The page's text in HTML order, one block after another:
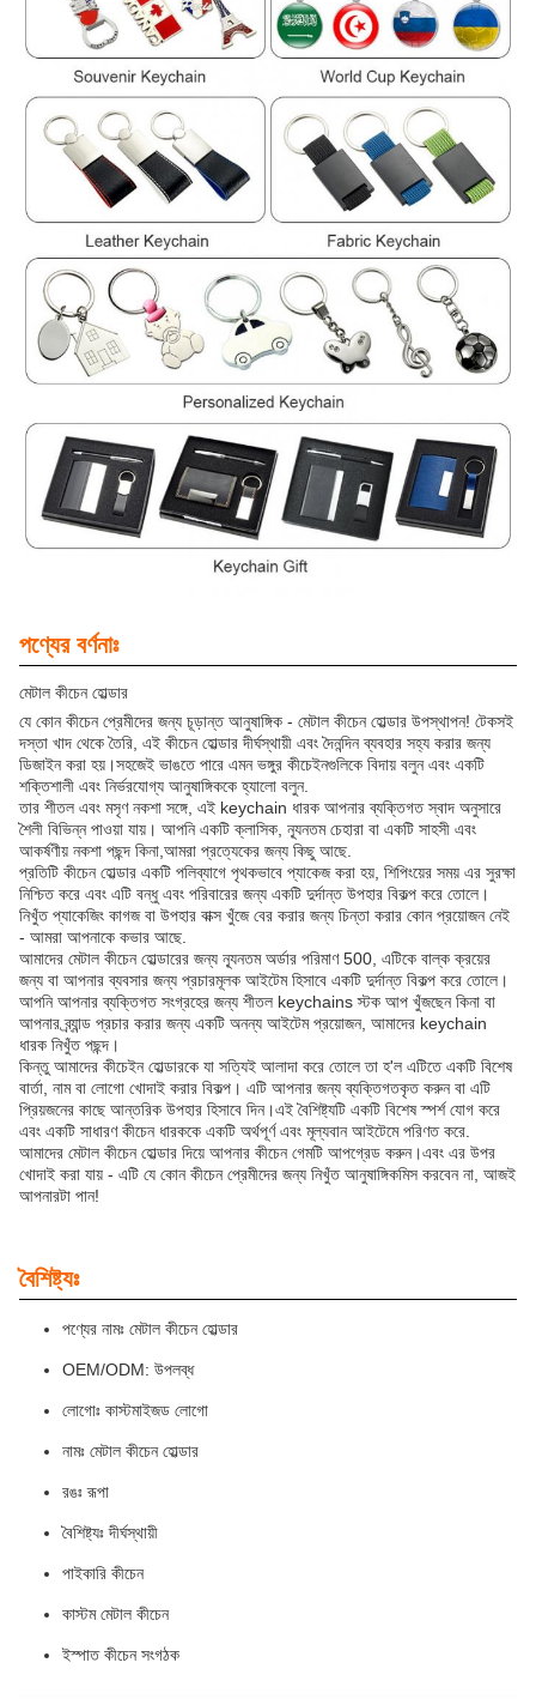
পণ্যের বর্ণনাঃ
মেটাল কীচেন হোল্ডার
যে কোন কীচেন প্রেমীদের জন্য চূড়ান্ত আনুষাঙ্গিক - মেটাল কীচেন হোল্ডার উপস্থাপন! টেকসই
দস্তা খাদ থেকে তৈরি, এই কীচেন হোল্ডার দীর্ঘস্থায়ী এবং দৈনন্দিন ব্যবহার সহ্য করার জন্য
ডিজাইন করা হয়।সহজেই ভাঙতে পারে এমন ভঙ্গুর কীচেইনগুলিকে বিদায় বলুন এবং একটি
শক্তিশালী এবং নির্ভরযোগ্য আনুষাঙ্গিককে হ্যালো বলুন.
তার শীতল এবং মসৃণ নকশা সঙ্গে, এই keychain ধারক আপনার ব্যক্তিগত স্বাদ অনুসারে
শৈলী বিভিন্ন পাওয়া যায়। আপনি একটি ক্লাসিক, ন্যূনতম চেহারা বা একটি সাহসী এবং
আকর্ষণীয় নকশা পছন্দ কিনা,আমরা প্রত্যেকের জন্য কিছু আছে.
প্রতিটি কীচেন হোল্ডার একটি পলিব্যাগে পৃথকভাবে প্যাকেজ করা হয়, শিপিংয়ের সময় এর সুরক্ষা
নিশ্চিত করে এবং এটি বন্ধু এবং পরিবারের জন্য একটি দুর্দান্ত উপহার বিকল্প করে তোলে।
নিখুঁত প্যাকেজিং কাগজ বা উপহার বাক্স খুঁজে বের করার জন্য চিন্তা করার কোন প্রয়োজন নেই
- আমরা আপনাকে কভার আছে.
আমাদের মেটাল কীচেন হোল্ডারের জন্য ন্যূনতম অর্ডার পরিমাণ 500, এটিকে বাল্ক ক্রয়ের
জন্য বা আপনার ব্যবসার জন্য প্রচারমূলক আইটেম হিসাবে একটি দুর্দান্ত বিকল্প করে তোলে।
আপনি আপনার ব্যক্তিগত সংগ্রহের জন্য শীতল keychains স্টক আপ খুঁজছেন কিনা বা
আপনার ব্র্যান্ড প্রচার করার জন্য একটি অনন্য আইটেম প্রয়োজন, আমাদের keychain
ধারক নিখুঁত পছন্দ।
কিন্তু আমাদের কীচেইন হোল্ডারকে যা সত্যিই আলাদা করে তোলে তা হ'ল এটিতে একটি বিশেষ
বার্তা, নাম বা লোগো খোদাই করার বিকল্প। এটি আপনার জন্য ব্যক্তিগতকৃত করুন বা এটি
প্রিয়জনের কাছে আন্তরিক উপহার হিসাবে দিন।এই বৈশিষ্ট্যটি একটি বিশেষ স্পর্শ যোগ করে
এবং একটি সাধারণ কীচেন ধারককে একটি অর্থপূর্ণ এবং মূল্যবান আইটেমে পরিণত করে.
আমাদের মেটাল কীচেন হোল্ডার দিয়ে আপনার কীচেন গেমটি আপগ্রেড করুন।এবং এর উপর
খোদাই করা যায় - এটি যে কোন কীচেন প্রেমীদের জন্য নিখুঁত আনুষাঙ্গিকমিস করবেন না, আজই
আপনারটা পান!
বৈশিষ্ট্যঃ
পণ্যের নামঃ মেটাল কীচেন হোল্ডার
OEM/ODM: উপলব্ধ
লোগোঃ কাস্টমাইজড লোগো
নামঃ মেটাল কীচেন হোল্ডার
রঙঃ রূপা
বৈশিষ্ট্যঃ দীর্ঘস্থায়ী
পাইকারি কীচেন
কাস্টম মেটাল কীচেন
ইস্পাত কীচেন সংগঠক